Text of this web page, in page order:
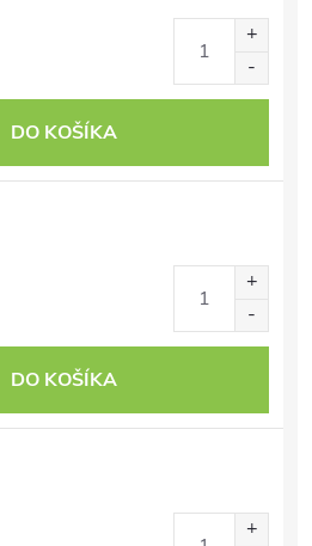
DO KOŠÍKA
DO KOŠÍKA